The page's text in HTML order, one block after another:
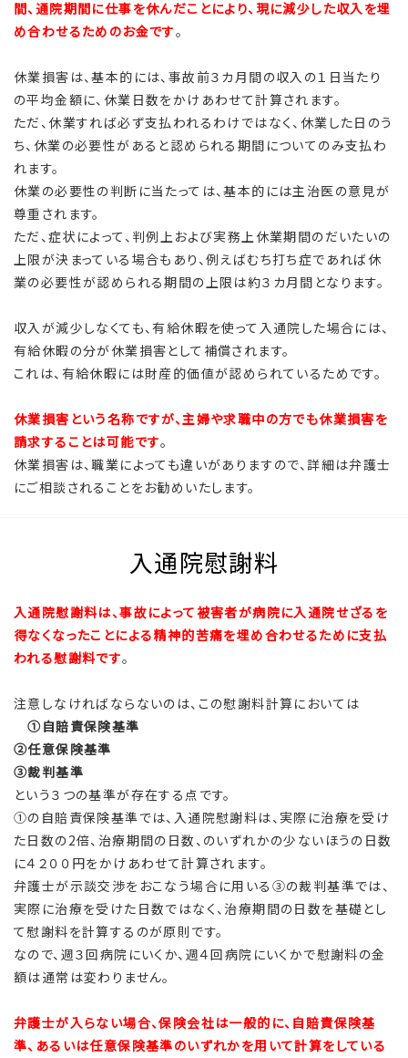
間、通院期間に仕事を休んだことにより、現に減少した収入を埋
め合わせるためのお金です。
休業損害は、基本的には、事故前３カ月間の収入の１日当たり
の平均金額に、休業日数をかけあわせて計算されます。
ただ、休業すれば必ず支払われるわけではなく、休業した日のう
ち、休業の必要性があると認められる期間についてのみ支払わ
れます。
休業の必要性の判断に当たっては、基本的には主治医の意見が
尊重されます。
ただ、症状によって、判例上および実務上休業期間のだいたいの
上限が決まっている場合もあり、例えばむち打ち症であれば休
業の必要性が認められる期間の上限は約３カ月間となります。
収入が減少しなくても、有給休暇を使って入通院した場合には、
有給休暇の分が休業損害として補償されます。
これは、有給休暇には財産的価値が認められているためです。
休業損害という名称ですが、主婦や求職中の方でも休業損害を
請求することは可能です。
休業損害は、職業によっても違いがありますので、詳細は弁護士
にご相談されることをお勧めいたします。
入通院慰謝料
入通院慰謝料は、事故によって被害者が病院に入通院せざるを
得なくなったことによる精神的苦痛を埋め合わせるために支払
われる慰謝料です。
注意しなければならないのは、この慰謝料計算においては
①自賠責保険基準
②任意保険基準
③裁判基準
という３つの基準が存在する点です。
①の自賠責保険基準では、入通院慰謝料は、実際に治療を受け
た日数の2倍、治療期間の日数、のいずれかの少ないほうの日数
に４２００円をかけあわせて計算されます。
弁護士が示談交渉をおこなう場合に用いる③の裁判基準では、
実際に治療を受けた日数ではなく、治療期間の日数を基礎とし
て慰謝料を計算するのが原則です。
なので、週３回病院にいくか、週４回病院にいくかで慰謝料の金
額は通常は変わりません。
弁護士が入らない場合、保険会社は一般的に、自賠責保険基
準、あるいは任意保険基準のいずれかを用いて計算をしている